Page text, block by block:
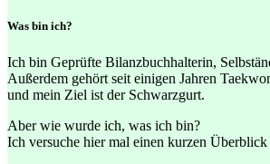
Was bin ich?
Ich bin Geprüfte Bilanzbuchhalterin,
Außerdem gehört seit einigen Jahren
und mein Ziel ist der Schwarzgurt.
Aber wie wurde ich, was ich bin?
Ich versuche hier mal einen kurzen Überblick